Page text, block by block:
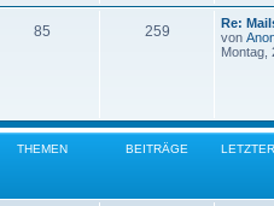
85 259
Re:
von
Montag,
THEMEN BEITRÄGE